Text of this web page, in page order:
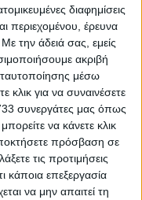
διαφημίσεις
περιεχομένου, έρευνα
Με την άδειά σας, εμείς
ακριβή
μέσω
για να συναινέσετε
συνεργάτες μας όπως
να κάνετε κλικ
πρόσβαση σε
τις προτιμήσεις
κάποια επεξεργασία
να μην απαιτεί τη